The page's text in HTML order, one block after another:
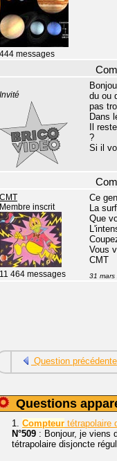
444 messages
Invité
du ou
pas
Dans
Il
?
Si il
CMT
Membre inscrit
11 464 messages
Ce
La
Que
Vous
CMT
31
Question précédente
Questions
1. Compteur tétrapolaire
N°509 : Bonjour, je viens
tétrapolaire disjoncte